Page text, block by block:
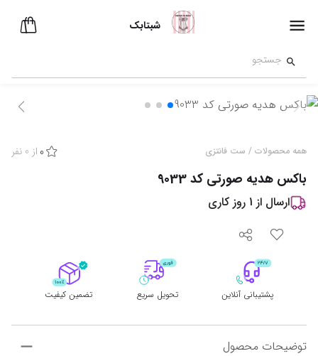
شبتابک
همه محصولات / ست فانتزی 0 از 0 نفر
باکس هدیه صورتی کد 9033
ارسال از 1 روز کاری
پشتیبانی آنلاین تحویل سریع تضمین کیفیت
توضیحات محصول